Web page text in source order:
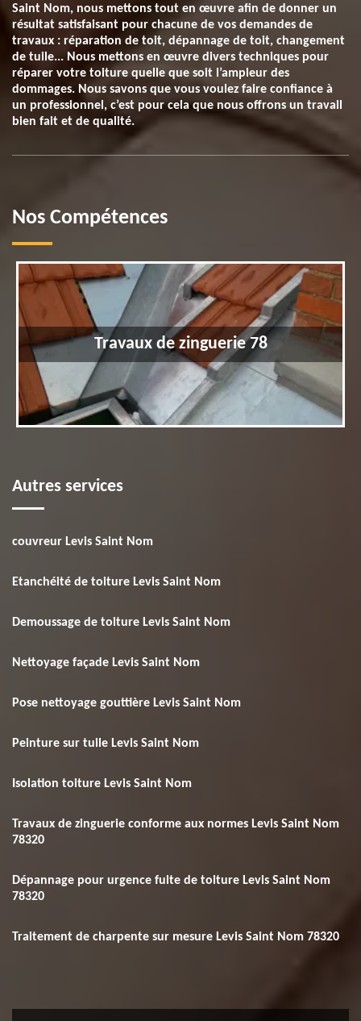
Saint Nom, nous mettons tout en œuvre afin de donner un
résultat satisfaisant pour chacune de vos demandes de
travaux : réparation de toit, dépannage de toit, changement
de tuile... Nous mettons en œuvre divers techniques pour
réparer votre toiture quelle que soit l’ampleur des
dommages. Nous savons que vous voulez faire confiance à
un professionnel, c’est pour cela que nous offrons un travail
bien fait et de qualité.
Nos Compétences
Travaux de zinguerie 78
Autres services
couvreur Levis Saint Nom
Etanchéité de toiture Levis Saint Nom
Demoussage de toiture Levis Saint Nom
Nettoyage façade Levis Saint Nom
Pose nettoyage gouttière Levis Saint Nom
Peinture sur tuile Levis Saint Nom
Isolation toiture Levis Saint Nom
Travaux de zinguerie conforme aux normes Levis Saint Nom
78320
Dépannage pour urgence fuite de toiture Levis Saint Nom
78320
Traitement de charpente sur mesure Levis Saint Nom 78320